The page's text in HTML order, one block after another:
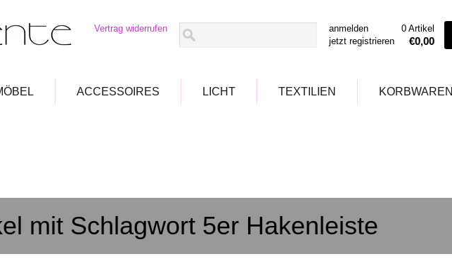
Vertrag widerrufen
anmelden
jetzt registrieren
0 Artikel
€0,00
ACCESSOIRES LICHT TEXTILIEN KORBWAREN
mit Schlagwort 5er Hakenleiste